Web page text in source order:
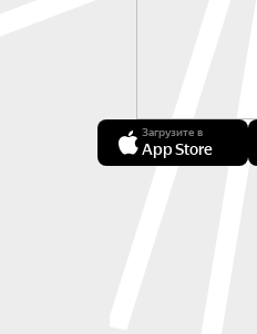
Загрузите в
App Store